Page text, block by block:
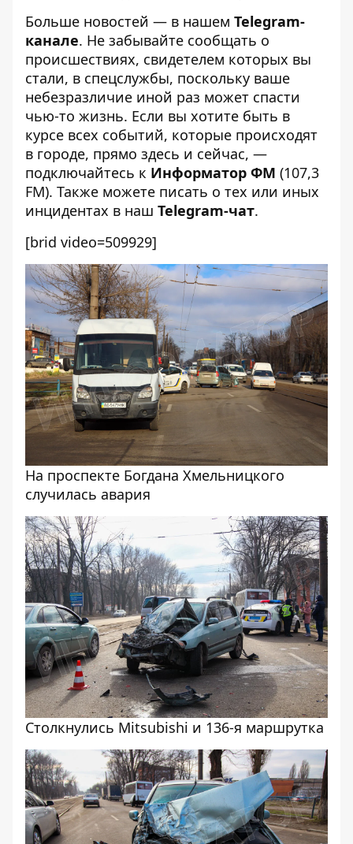
Больше новостей — в нашем Telegram-
канале. Не забывайте сообщать о
происшествиях, свидетелем которых вы
стали, в спецслужбы, поскольку ваше
небезразличие иной раз может спасти
чью-то жизнь. Если вы хотите быть в
курсе всех событий, которые происходят
в городе, прямо здесь и сейчас, —
подключайтесь к Информатор ФМ (107,3
FM). Также можете писать о тех или иных
инцидентах в наш Telegram-чат.
[brid video=509929]
На проспекте Богдана Хмельницкого
случилась авария
Столкнулись Mitsubishi и 136-я маршрутка